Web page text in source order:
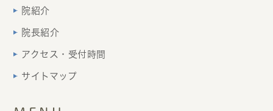
院紹介
院長紹介
アクセス・受付時間
サイトマップ